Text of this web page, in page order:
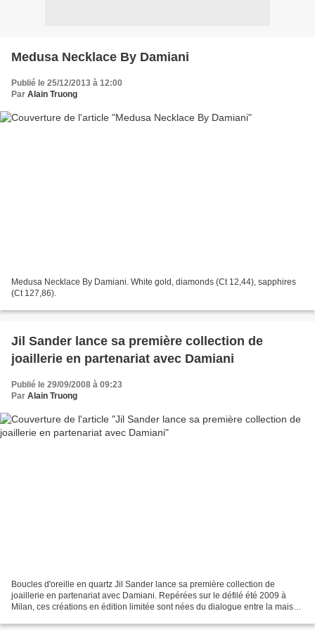
Medusa Necklace By Damiani
Publié le 25/12/2013 à 12:00
Par Alain Truong
Medusa Necklace By Damiani. White gold, diamonds (Ct 12,44), sapphires
(Ct 127,86).
Jil Sander lance sa première collection de
joaillerie en partenariat avec Damiani
Publié le 29/09/2008 à 09:23
Par Alain Truong
Boucles d'oreille en quartz Jil Sander lance sa première collection de
joaillerie en partenariat avec Damiani. Repérées sur le défilé été 2009 à
Milan, ces créations en édition limitée sont nées du dialogue entre la maison